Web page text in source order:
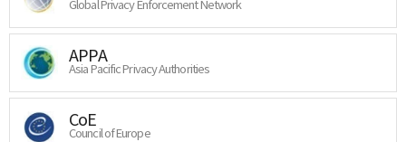
Global Privacy Enforcement Network
APPA
Asia Pacific Privacy Authorities
CoE
Council of Europe